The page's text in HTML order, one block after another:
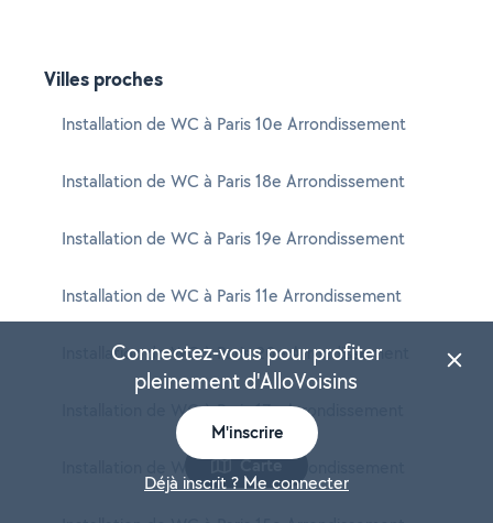
Villes proches
Installation de WC à Paris 10e Arrondissement
Installation de WC à Paris 18e Arrondissement
Installation de WC à Paris 19e Arrondissement
Installation de WC à Paris 11e Arrondissement
Installation de WC à Paris 20e Arrondissement
Installation de WC à Paris 17e Arrondissement
Carte
Connectez-vous pour profiter
pleinement d'AlloVoisins
M'inscrire
Déjà inscrit ? Me connecter